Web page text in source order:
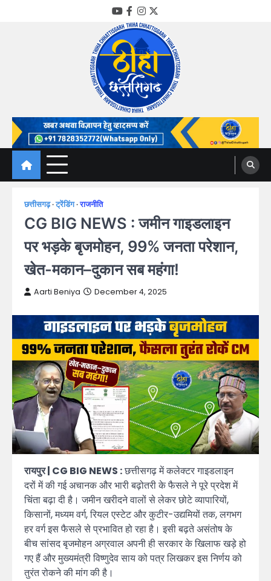
YouTube
Facebook
Instagram
Twitter
Thiha Chhattisgarh
गोठ जन-जन के
छत्तीसगढ़ ट्रेंडिंग राजनीति
CG BIG NEWS : जमीन गाइडलाइन
पर भड़के बृजमोहन, 99% जनता परेशान,
खेत-मकान–दुकान सब महंगा!
Aarti Beniya December 4, 2025
रायपुर | CG BIG NEWS :छत्तीसगढ़ में कलेक्टर गाइडलाइन
दरों में की गई अचानक और भारी बढ़ोतरी के फैसले ने पूरे प्रदेश में
चिंता बढ़ा दी है। जमीन खरीदने वालों से लेकर छोटे व्यापारियों,
किसानों, मध्यम वर्ग, रियल एस्टेट और कुटीर-उद्यमियों तक, लगभग
हर वर्ग इस फैसले से प्रभावित हो रहा है। इसी बढ़ते असंतोष के
बीच सांसद बृजमोहन अग्रवाल अपनी ही सरकार के खिलाफ खड़े हो
गए हैं और मुख्यमंत्री विष्णुदेव साय को पत्र लिखकर इस निर्णय को
तुरंत रोकने की मांग की है।